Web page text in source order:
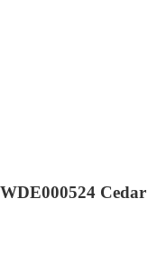
Cedar